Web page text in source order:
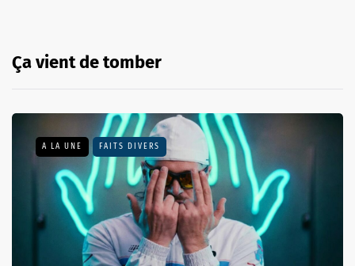
Ça vient de tomber
A LA UNE FAITS DIVERS